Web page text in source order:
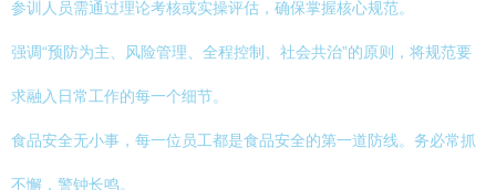
参训人员需通过理论考核或实操评估，确保掌握核心规范。
强调“预防为主、风险管理、全程控制、社会共治”的原则，将规范要
求融入日常工作的每一个细节。
食品安全无小事，每一位员工都是食品安全的第一道防线。务必常抓
不懈，警钟长鸣。